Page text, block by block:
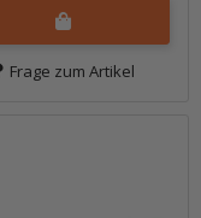
Frage zum Artikel